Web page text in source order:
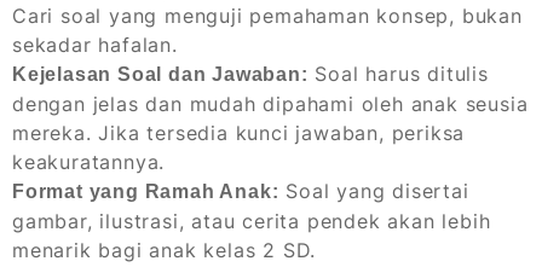
Cari soal yang menguji pemahaman konsep, bukan
sekadar hafalan.
Kejelasan Soal dan Jawaban: Soal harus ditulis
dengan jelas dan mudah dipahami oleh anak seusia
mereka. Jika tersedia kunci jawaban, periksa
keakuratannya.
Format yang Ramah Anak: Soal yang disertai
gambar, ilustrasi, atau cerita pendek akan lebih
menarik bagi anak kelas 2 SD.